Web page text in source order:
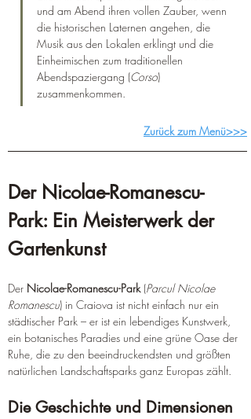
und am Abend ihren vollen Zauber, wenn
die historischen Laternen angehen, die
Musik aus den Lokalen erklingt und die
Einheimischen zum traditionellen
Abendspaziergang (Corso)
zusammenkommen.
Zurück zum Menü>>>
Der Nicolae-Romanescu-
Park: Ein Meisterwerk der
Gartenkunst
Der Nicolae-Romanescu-Park (Parcul Nicolae
Romanescu) in Craiova ist nicht einfach nur ein
städtischer Park – er ist ein lebendiges Kunstwerk,
ein botanisches Paradies und eine grüne Oase der
Ruhe, die zu den beeindruckendsten und größten
natürlichen Landschaftsparks ganz Europas zählt.
Die Geschichte und Dimensionen